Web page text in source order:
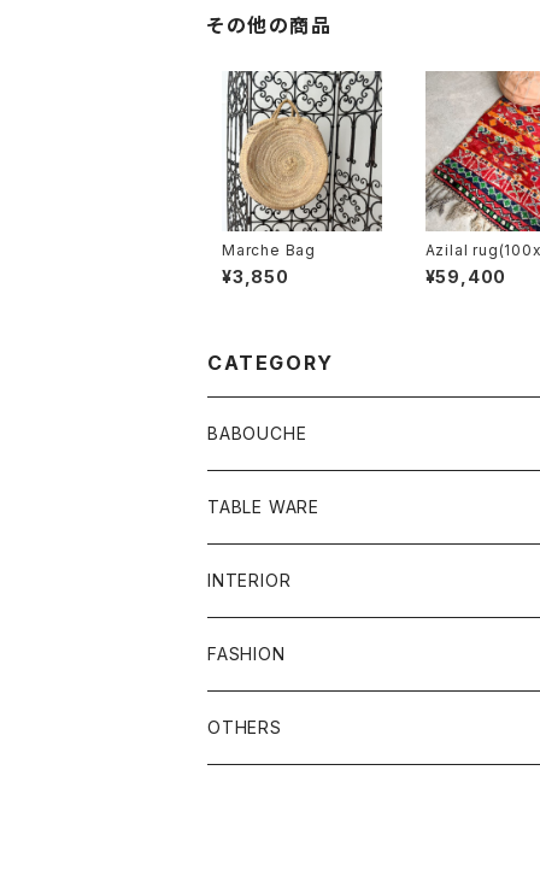
その他の商品
Marche Bag
¥3,850
Azilal
¥59,400
CATEGORY
BABOUCHE
シンプル
刺繍
ビーズ
刺繍ビーズ
TABLE WARE
食器類
お皿
グラス
その他
INTERIOR
プフ
鏡
FASHION
バッグ
OTHERS